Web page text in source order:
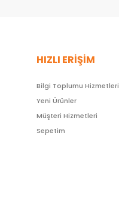
HIZLI ERİŞİM
Bilgi Toplumu Hizmetleri
Yeni Ürünler
Müşteri Hizmetleri
Sepetim